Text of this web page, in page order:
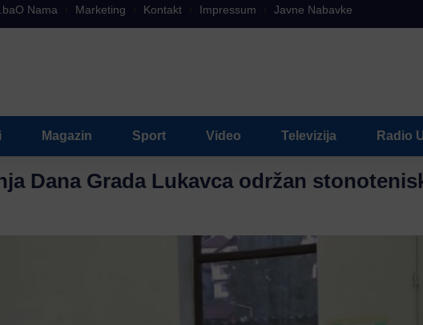
O Nama Marketing Kontakt Impressum Javne Nabavke
Magazin Sport Video Televizija Radio
Dana Grada Lukavca održan